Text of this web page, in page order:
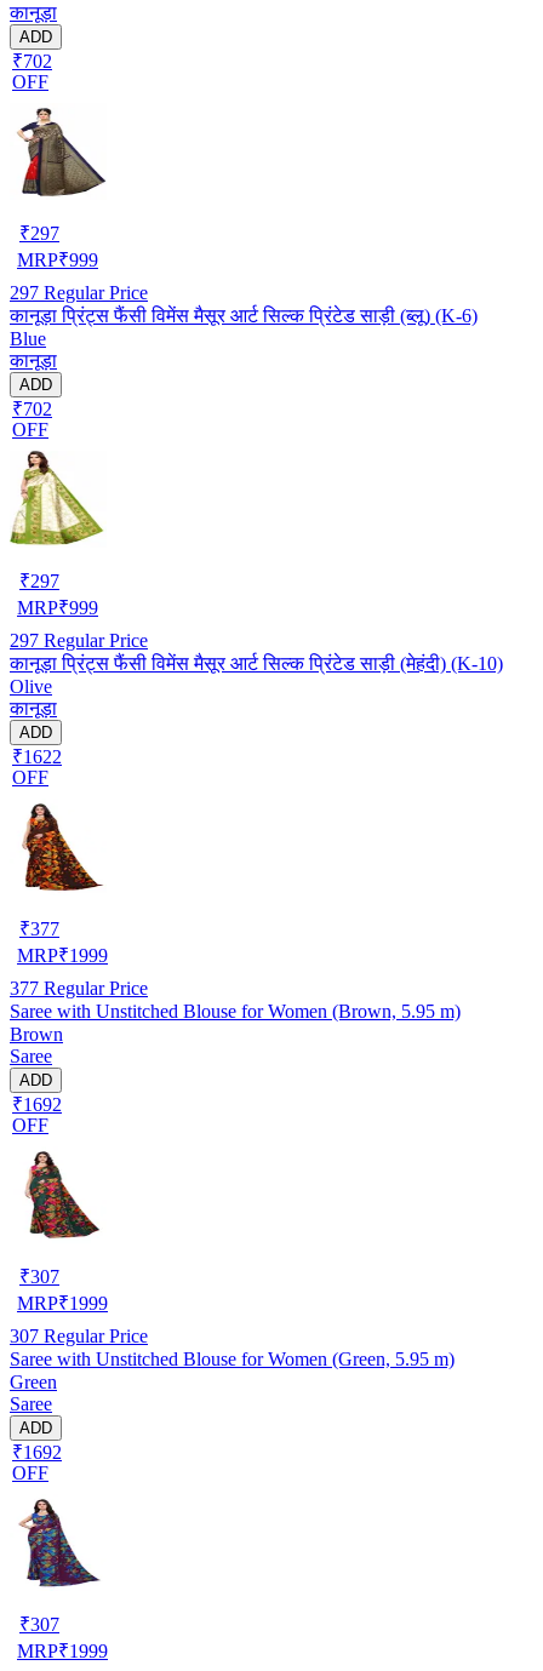
कानूड़ा
ADD
₹702
OFF
₹297
MRP₹999
297 Regular Price
कानूड़ा प्रिंट्स फैंसी विमेंस मैसूर आर्ट सिल्क प्रिंटेड साड़ी (ब्लू) (K-6)
Blue
कानूड़ा
ADD
₹702
OFF
₹297
MRP₹999
297 Regular Price
कानूड़ा प्रिंट्स फैंसी विमेंस मैसूर आर्ट सिल्क प्रिंटेड साड़ी (मेहंदी) (K-10)
Olive
कानूड़ा
ADD
₹1622
OFF
₹377
MRP₹1999
377 Regular Price
Saree with Unstitched Blouse for Women (Brown, 5.95 m)
Brown
Saree
ADD
₹1692
OFF
₹307
MRP₹1999
307 Regular Price
Saree with Unstitched Blouse for Women (Green, 5.95 m)
Green
Saree
ADD
₹1692
OFF
₹307
MRP₹1999